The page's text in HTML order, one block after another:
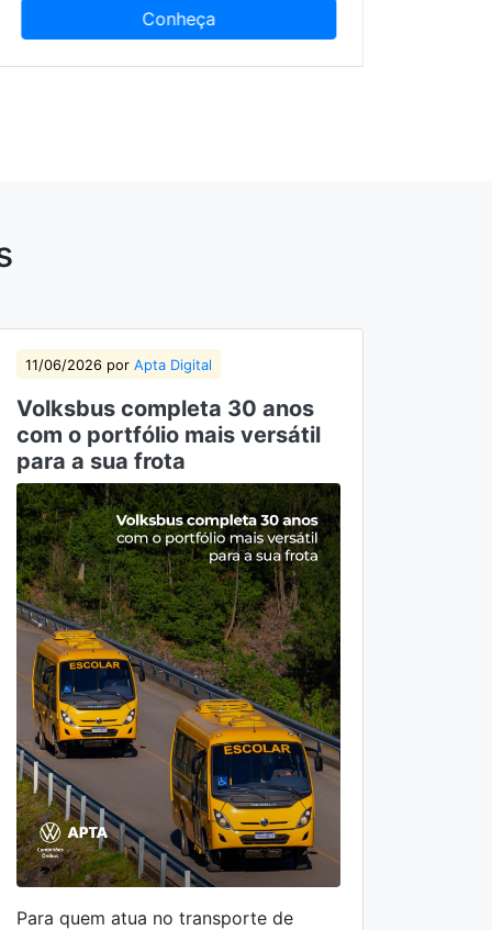
Conheça
11/06/2026 porApta Digital
Volksbus completa 30 anos
com o portfólio mais versátil
para a sua frota
Para quem atua no transporte de